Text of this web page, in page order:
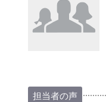
担当者の声